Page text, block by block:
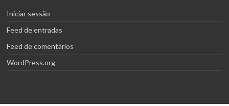
Iniciar sessão
Feed de entradas
Feed de comentários
WordPress.org